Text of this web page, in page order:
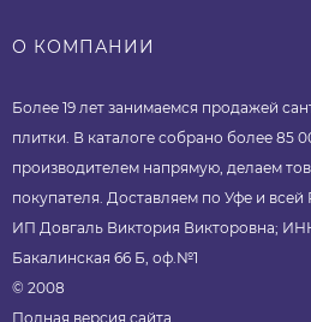
О КОМПАНИИ
Более 19 лет занимаемся продажей
плитки. В каталоге собрано более 85
производителем напрямую, делаем
покупателя. Доставляем по Уфе и всей
ИП Довгаль Виктория Викторовна;
Бакалинская 66 Б, оф.№1
© 2008
Полная версия сайта